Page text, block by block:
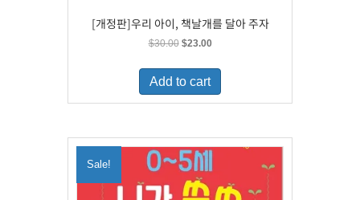
[개정판]우리 아이, 책날개를 달아 주자
$30.00 Original
was:
$30.00.
$23.00Current
is:
$23.00.
Add to cart
Sale!